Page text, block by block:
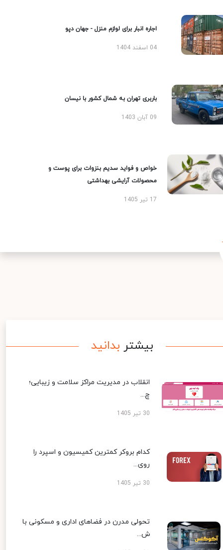
اجاره انبار برای لوازم منزل - جهان دپو
04 اسفند 1404
باربری تهران به شمال کشور با نیسان
09 آبان 1403
خواص و فواید سدیم بنزوات برای پوست و
محصولات آرایشی بهداشتی
17 تیر 1405
بیشتر بدانید
انقلاب در مدیریت مراکز سلامت و زیبایی؛
چ...
30 تیر 1405
کدام بروکر کمترین کمیسیون و اسپرد را
روی...
30 تیر 1405
تحولی مدرن در فضاهای اداری و مسکونی با
ش...